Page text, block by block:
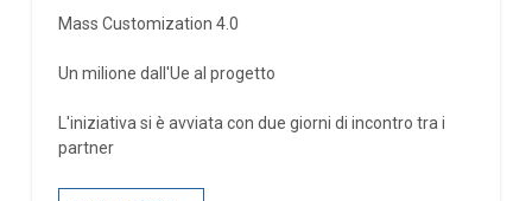
Mass Customization 4.0
Un milione dall'Ue al progetto
L'iniziativa si è avviata con due giorni di incontro tra i
partner